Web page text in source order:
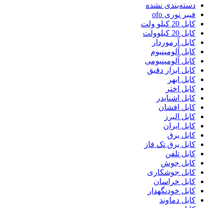
دسته‌بندی نشده
فیبر نوری ofo
کابل 20 کیلو ولت
کابل 20 کیلوولت
کابل آرموردار
کابل آلومینیوم
کابل آلومینیومی
کابل ابزار دقیق
کابل ابهر
کابل اختر
کابل اشنایدر
کابل افشان
کابل البرز
کابل ایران
کابل برق
کابل برق تک فاز
کابل تلفن
کابل جوش
کابل جوشکاری
کابل خراسان
کابل خودنگهدار
کابل دماوند